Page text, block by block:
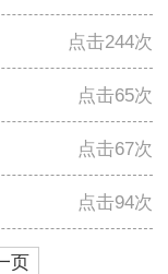
点击244次
点击65次
点击67次
点击94次
页